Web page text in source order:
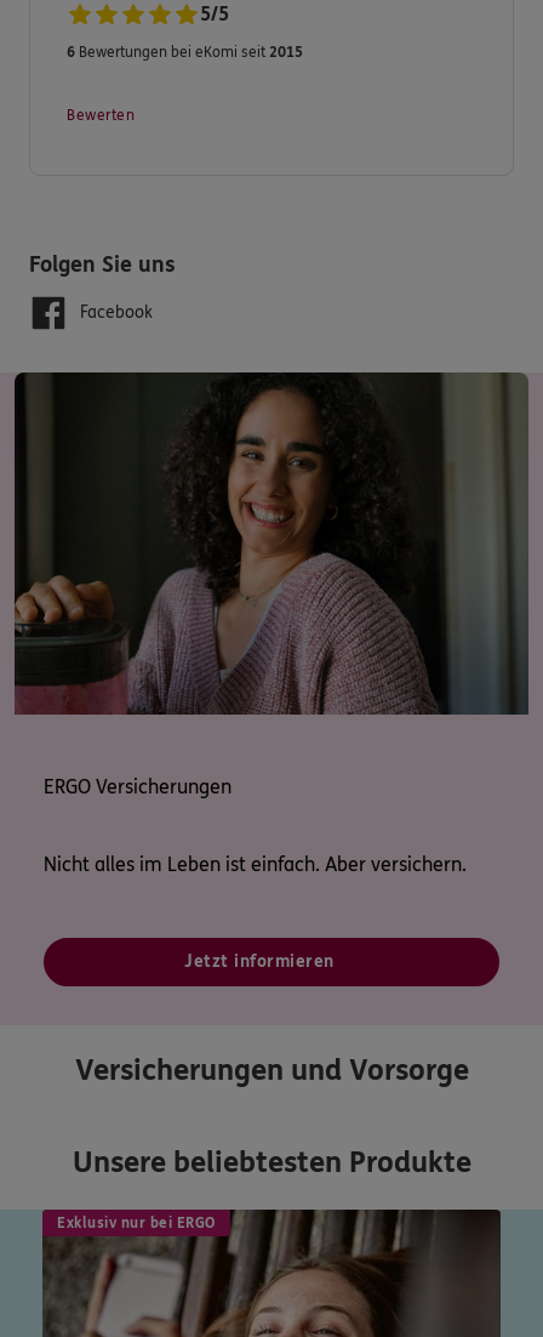
5/5
6 Bewertungen bei eKomi seit 2015
Bewerten
Folgen Sie uns
Facebook
ERGO Versicherungen
Nicht alles im Leben ist einfach. Aber versichern.
Jetzt informieren
Versicherungen und Vorsorge
Unsere beliebtesten Produkte
Exklusiv nur bei ERGO